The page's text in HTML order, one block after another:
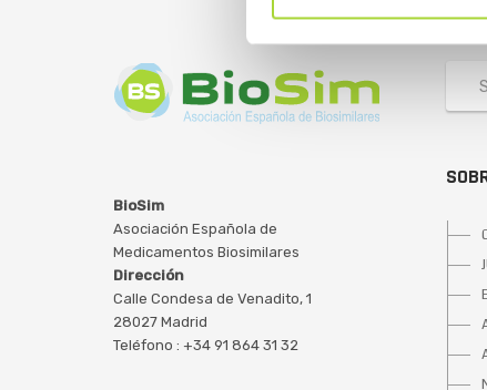
BioSim
Asociación Española de
Medicamentos Biosimilares
Dirección
Calle Condesa de Venadito, 1
28027 Madrid
Teléfono : +34 91 864 31 32